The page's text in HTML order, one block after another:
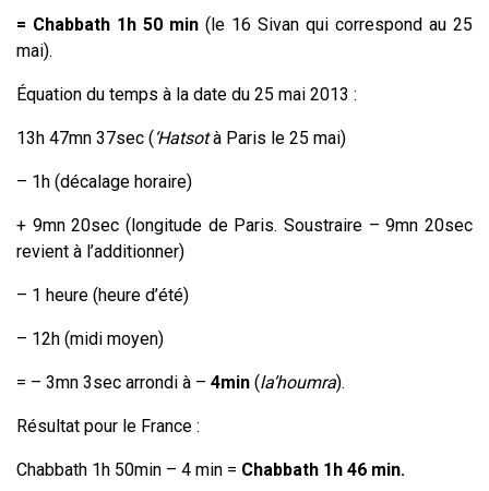
= Chabbath 1h 50 min (le 16 Sivan qui correspond au 25
mai).
Équation du temps à la date du 25 mai 2013 :
13h 47mn 37sec (‘Hatsotà Paris le 25 mai)
– 1h (décalage horaire)
+ 9mn 20sec (longitude de Paris. Soustraire – 9mn 20sec
revient à l’additionner)
– 1 heure (heure d’été)
– 12h (midi moyen)
= – 3mn 3sec arrondi à – 4min (la’houmra).
Résultat pour le France :
Chabbath 1h 50min – 4 min = Chabbath 1h 46 min.